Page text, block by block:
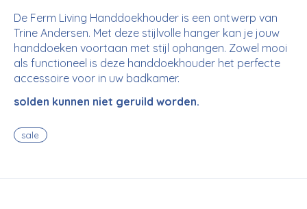
De Ferm Living Handdoekhouder is een ontwerp van
Trine Andersen. Met deze stijlvolle hanger kan je jouw
handdoeken voortaan met stijl ophangen. Zowel mooi
als functioneel is deze handdoekhouder het perfecte
accessoire voor in uw badkamer.
solden kunnen niet geruild worden.
sale